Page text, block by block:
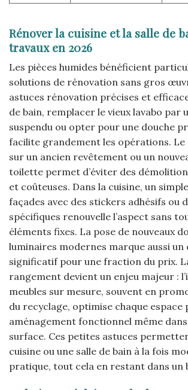
Rénover la cuisine et la salle de
travaux en 2026
Les pièces humides bénéficient
solutions de rénovation sans gros
astuces rénovation précises et
de bain, remplacer le vieux lavabo par
suspendu ou opter pour une douche
facilite grandement les opérations. Le
sur un ancien revêtement ou un
toilette permet d’éviter des
et coûteuses. Dans la cuisine, un
façades avec des stickers adhésifs ou
spécifiques renouvelle l’aspect sans
éléments fixes. La pose de nouveaux
luminaires modernes marque aussi un
significatif pour une fraction du prix.
rangement devient un enjeu majeur :
meubles sur mesure, souvent en
du recyclage, optimise chaque espace
aménagement fonctionnel même
surface. Ces petites astuces
cuisine ou une salle de bain à la fois
pratique, tout cela en restant dans un